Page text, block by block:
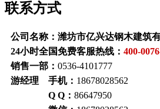
联系方式
公司名称：潍坊市亿兴达钢木建筑
24小时全国免费客服热线： 400-
销售一部： 0536-4101777
游经理 手机： 18678028562
Q Q： 86647950